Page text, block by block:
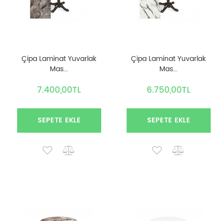
Çipa Laminat Yuvarlak
Mas...
7.400,00TL
SEPETE EKLE
Çipa Laminat Yuvarlak
Mas...
6.750,00TL
SEPETE EKLE